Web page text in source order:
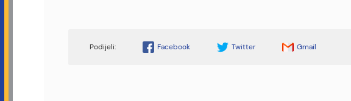
Facebook Twitter Gmail